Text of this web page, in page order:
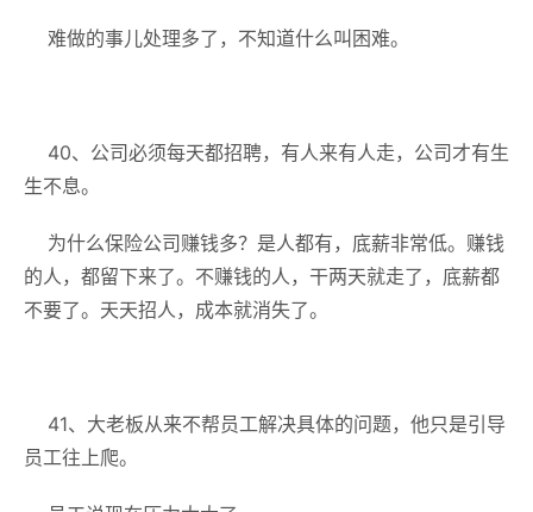
难做的事儿处理多了，不知道什么叫困难。
40、公司必须每天都招聘，有人来有人走，公司才有生
生不息。
为什么保险公司赚钱多？是人都有，底薪非常低。赚钱
的人，都留下来了。不赚钱的人，干两天就走了，底薪都
不要了。天天招人，成本就消失了。
41、大老板从来不帮员工解决具体的问题，他只是引导
员工往上爬。